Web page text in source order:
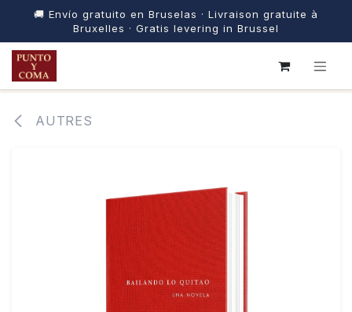
🚚 Envío gratuito en Bruselas · Livraison gratuite à
Bruxelles · Gratis levering in Brussel
SE RENDRE AU CONTENU
AUTRES